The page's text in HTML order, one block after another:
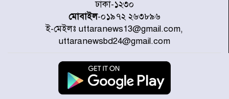
দেশে ভারি বৃষ্টির সতর্কবার্তা, ১০
জেলায় বন্যার পূর্বাভাস
৫৩ নং ওয়ার্ডের সড়কে নেমপ্লেট
স্থাপনের উদ্যোগ চান মিয়া ব্যাপারীর
ঢাকা-১২৩০
মোবাইল-০১৯৭২ ২৬৩৮৯৬
ই-মেইলঃ uttaranews13@gmail.com,
uttaranewsbd24@gmail.com